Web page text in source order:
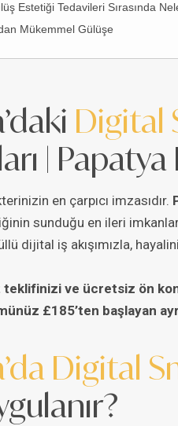
Estetiği Tedavileri Sırasında
Mükemmel Gülüşe
Digital
|
en çarpıcı imzasıdır.
sunduğu en ileri
dijital iş akışımızla,
teklifinizi ve ücretsiz ön
£185’ten başlayan
Digital